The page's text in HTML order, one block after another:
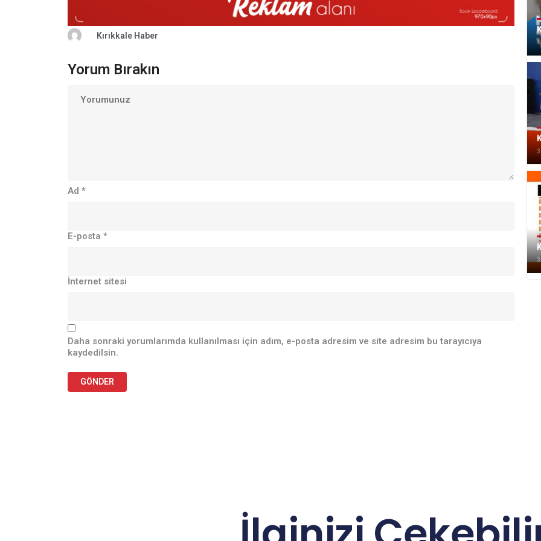
Kırıkkale Haber
Yorum Bırakın
Ad *
E-posta *
İnternet sitesi
Daha sonraki yorumlarımda kullanılması için adım, e-posta adresim ve site adresim bu tarayıcıya
kaydedilsin.
4
3
3